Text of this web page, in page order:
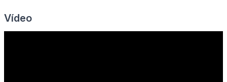
Vídeo